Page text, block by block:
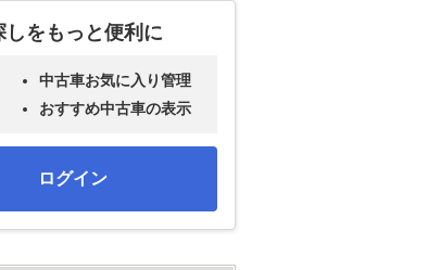
しをもっと便利に
中古車お気に入り管理
おすすめ中古車の表示
ログイン